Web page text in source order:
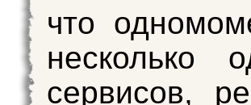
что
несколько
сервисов,